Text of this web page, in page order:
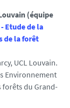
(équipe
Etude de la
de la forêt
UCL Louvain.
Environnement
forêts du Grand-